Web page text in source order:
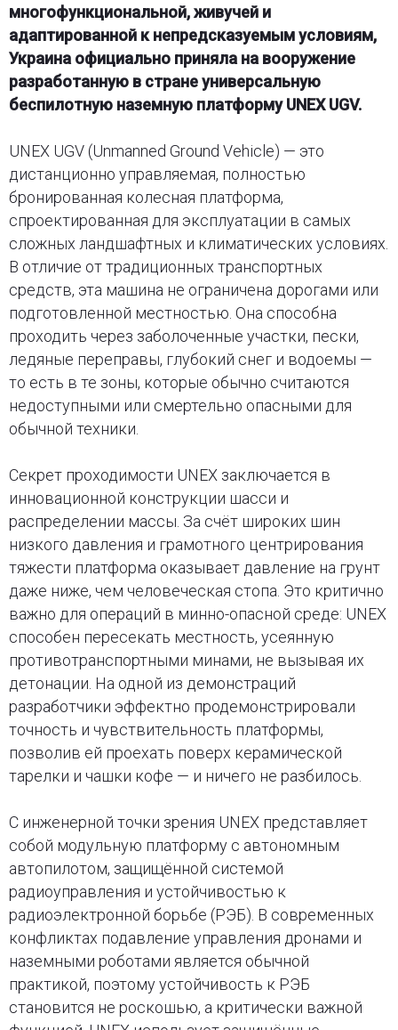
многофункциональной, живучей и
адаптированной к непредсказуемым условиям,
Украина официально приняла на вооружение
разработанную в стране универсальную
беспилотную наземную платформу UNEX UGV.
UNEX UGV (Unmanned Ground Vehicle) — это
дистанционно управляемая, полностью
бронированная колесная платформа,
спроектированная для эксплуатации в самых
сложных ландшафтных и климатических условиях.
В отличие от традиционных транспортных
средств, эта машина не ограничена дорогами или
подготовленной местностью. Она способна
проходить через заболоченные участки, пески,
ледяные переправы, глубокий снег и водоемы —
то есть в те зоны, которые обычно считаются
недоступными или смертельно опасными для
обычной техники.
Секрет проходимости UNEX заключается в
инновационной конструкции шасси и
распределении массы. За счёт широких шин
низкого давления и грамотного центрирования
тяжести платформа оказывает давление на грунт
даже ниже, чем человеческая стопа. Это критично
важно для операций в минно-опасной среде: UNEX
способен пересекать местность, усеянную
противотранспортными минами, не вызывая их
детонации. На одной из демонстраций
разработчики эффектно продемонстрировали
точность и чувствительность платформы,
позволив ей проехать поверх керамической
тарелки и чашки кофе — и ничего не разбилось.
С инженерной точки зрения UNEX представляет
собой модульную платформу с автономным
автопилотом, защищённой системой
радиоуправления и устойчивостью к
радиоэлектронной борьбе (РЭБ). В современных
конфликтах подавление управления дронами и
наземными роботами является обычной
практикой, поэтому устойчивость к РЭБ
становится не роскошью, а критически важной